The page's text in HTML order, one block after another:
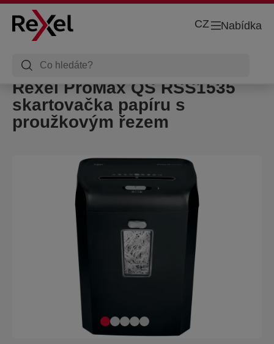
Nabídka
CZ
Rexel ProMax QS RSS1535
skartovačka papíru s
proužkovým řezem